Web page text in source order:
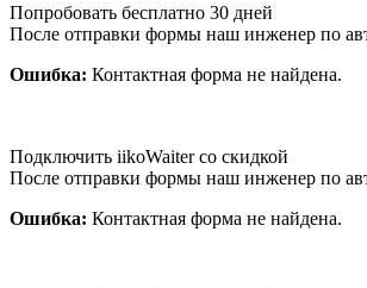
Попробовать бесплатно 30 дней
После отправки формы наш инженер по
Ошибка: Контактная форма не найдена.
Подключить iikoWaiter со скидкой
После отправки формы наш инженер по
Ошибка: Контактная форма не найдена.